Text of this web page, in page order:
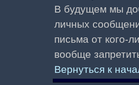
В будущем мы
личных
письма от кого-
вообще
Вернуться к